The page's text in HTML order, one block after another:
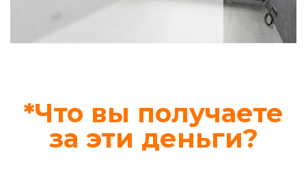
Узнать стоимость конкретной услуги